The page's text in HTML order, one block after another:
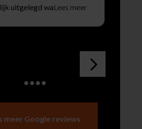
uitgelegd waLees meer
meer Google reviews